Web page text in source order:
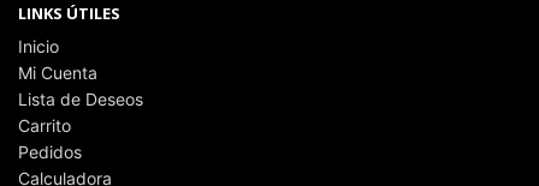
LINKS ÚTILES
Inicio
Mi Cuenta
Lista de Deseos
Carrito
Pedidos
Calculadora